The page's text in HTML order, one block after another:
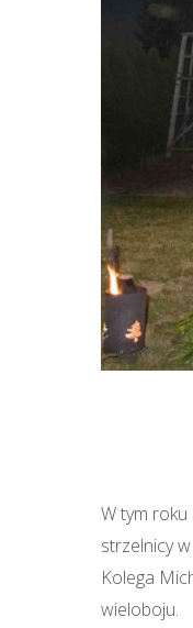
W tym roku
strzelnicy
Kolega
wieloboju.